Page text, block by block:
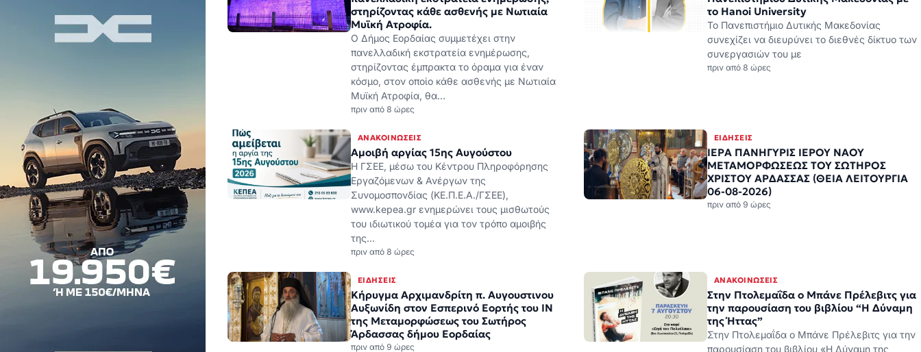
κόσμο, στον οποίο κάθε ασθενής με Νωτιαία
Μυϊκή Ατροφία, θα…
πριν από 8 ώρες
ΑΝΑΚΟΙΝΏΣΕΙΣ
Αμοιβή αργίας 15ης Αυγούστου
Η ΓΣΕΕ, μέσω του Κέντρου Πληροφόρησης
Εργαζόμενων & Ανέργων της
www.kepea.gr ενημερώνει τους μισθωτούς
του ιδιωτικού τομέα για τον τρόπο αμοιβής
της…
πριν από 8 ώρες
ΕΙΔΉΣΕΙΣ
ΕΙΔΉΣΕΙΣ
Κήρυγμα Αρχιμανδρίτη π. Αυγουστινου
Αυξωνίδη στον Εσπερινό Εορτής του ΙΝ
της Μεταμορφώσεως του Σωτήρος
Άρδασσας δήμου Εορδαίας
ΑΝΑΚΟΙΝΏΣΕΙΣ
παρουσίαση του βιβλίου «Η Δύναμη της
Ήττας» Μια ξεχωριστή εκδήλωση με
επίκεντρο τον αθλητισμό, τη ζωή και…
πριν από 20 ώρες
ΑΝΑΚΟΙΝΏΣΕΙΣ ΕΙΔΉΣΕΙΣ